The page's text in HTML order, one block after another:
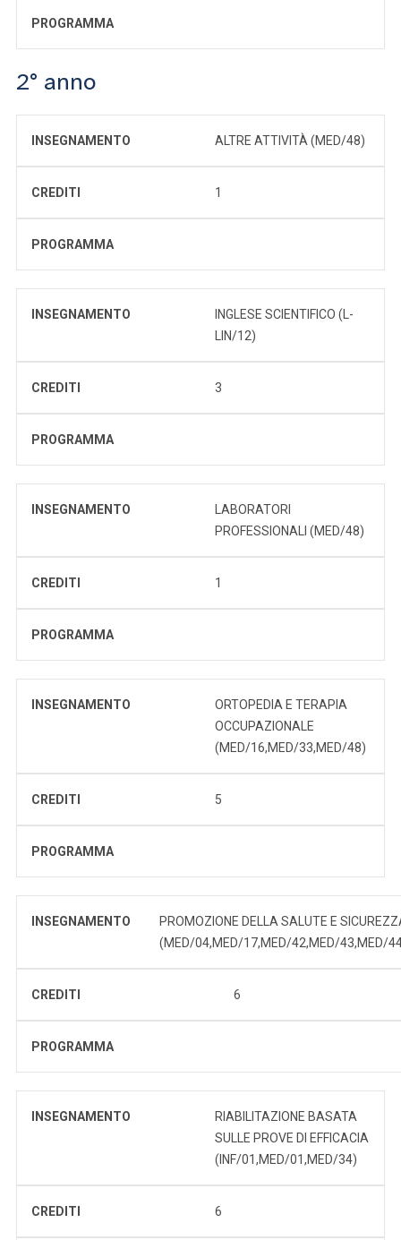
PROGRAMMA
2° anno
INSEGNAMENTO ALTRE ATTIVITÀ (MED/48)
CREDITI 1
PROGRAMMA
INSEGNAMENTO
INGLESE SCIENTIFICO (L-
LIN/12)
CREDITI 3
PROGRAMMA
INSEGNAMENTO
LABORATORI
PROFESSIONALI (MED/48)
CREDITI 1
PROGRAMMA
INSEGNAMENTO
ORTOPEDIA E TERAPIA
OCCUPAZIONALE
(MED/16,MED/33,MED/48)
CREDITI 5
PROGRAMMA
INSEGNAMENTO
PROMOZIONE DELLA SALUTE E
(MED/04,MED/17,MED/42,MED/43,MED/
CREDITI 6
PROGRAMMA
INSEGNAMENTO
RIABILITAZIONE BASATA
SULLE PROVE DI EFFICACIA
(INF/01,MED/01,MED/34)
CREDITI 6